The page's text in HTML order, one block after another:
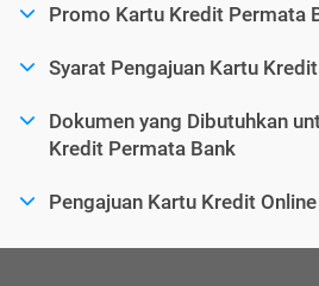
Promo Kartu Kredit Permata
Syarat Pengajuan Kartu
Dokumen yang Dibutuhkan
Kredit Permata Bank
Pengajuan Kartu Kredit